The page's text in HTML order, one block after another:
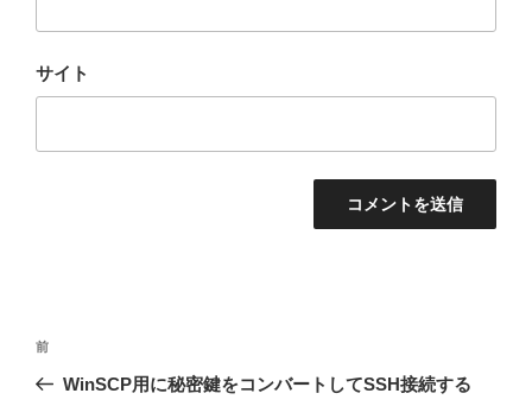
サイト
投
ナ
前
の
前
WinSCP用に秘密鍵をコンバートしてSSH接続する